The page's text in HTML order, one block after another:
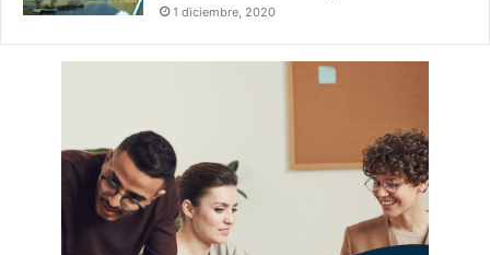
1 diciembre, 2020